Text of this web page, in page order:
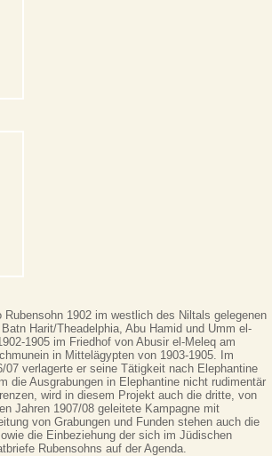
Rubensohn 1902 im westlich des Niltals gelegenen
Harit/Theadelphia, Abu Hamid und Umm el-
1905 im Friedhof von Abusir el-Meleq am
in Mittelägypten von 1903-1905. Im
07 verlagerte er seine Tätigkeit nach Elephantine
die Ausgrabungen in Elephantine nicht rudimentär
wird in diesem Projekt auch die dritte, von
Jahren 1907/08 geleitete Kampagne mit
von Grabungen und Funden stehen auch die
die Einbeziehung der sich im Jüdischen
Rubensohns auf der Agenda.